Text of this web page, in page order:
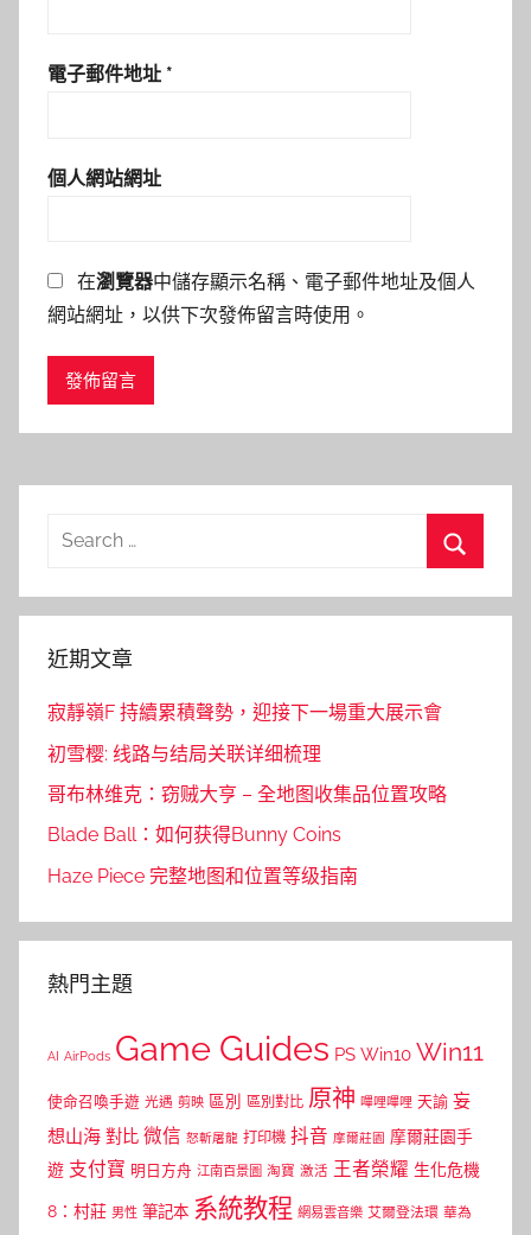
電子郵件地址 *
個人網站網址
在瀏覽器中儲存顯示名稱、電子郵件地址及個人
網站網址，以供下次發佈留言時使用。
Search
近期文章
寂靜嶺F 持續累積聲勢，迎接下一場重大展示會
初雪樱: 线路与结局关联详细梳理
哥布林维克：窃贼大亨 – 全地图收集品位置攻略
Blade Ball：如何获得Bunny Coins
Haze Piece 完整地图和位置等级指南
熱門主題
AI AirPods Game Guides PS Win10 Win11
使命召喚手遊 光遇 剪映 區別 區別對比 原神 嗶哩嗶哩 天諭 妄
想山海 對比 微信 怒斬屠龍 打印機 抖音 摩爾莊園 摩爾莊園手
遊 支付寶 明日方舟 江南百景圖 淘寶 激活 王者榮耀 生化危機
8：村莊 男性 筆記本 系統教程 網易雲音樂 艾爾登法環 華為